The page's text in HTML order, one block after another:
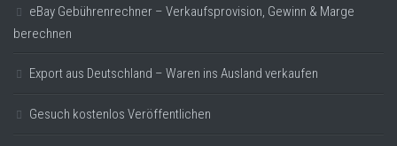
eBay Gebührenrechner – Verkaufsprovision, Gewinn & Marge
berechnen
Export aus Deutschland – Waren ins Ausland verkaufen
Gesuch kostenlos Veröffentlichen